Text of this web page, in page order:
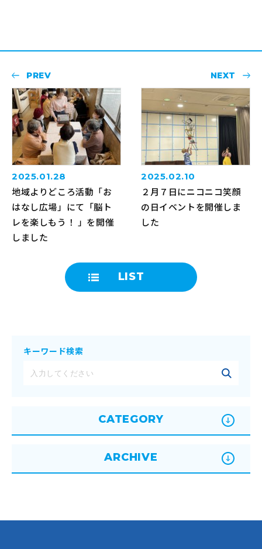
PREV
2025.01.28
地域よりどころ活動「お
はなし広場」にて「脳ト
レを楽しもう！ 」を開催
しました
LIST
NEXT
2025.02.10
２月７日にニコニコ笑顔
の日イベントを開催しま
した
キーワード検索
CATEGORY
ARCHIVE